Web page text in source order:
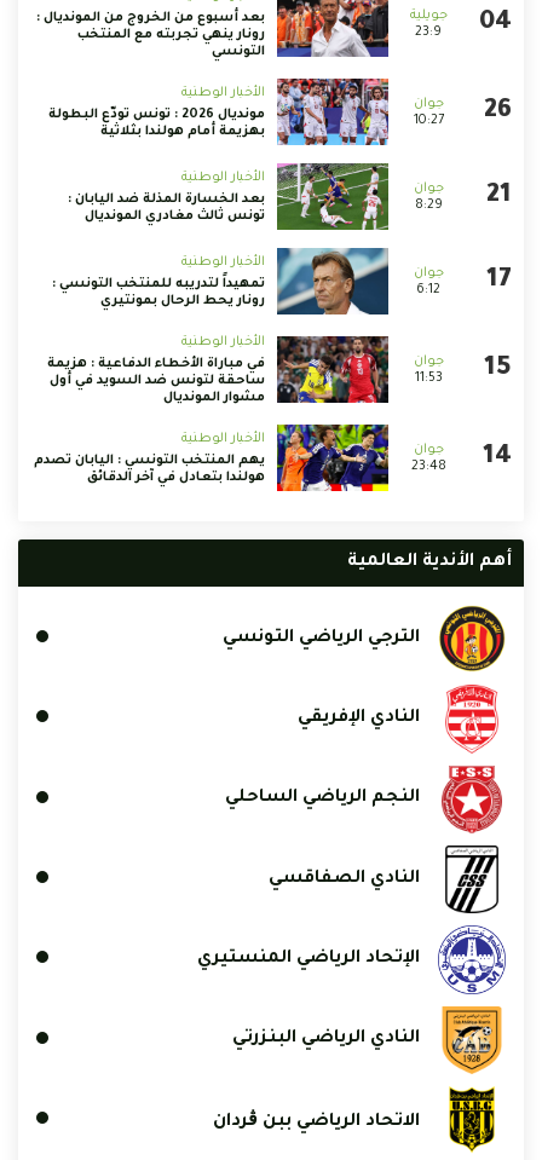
23:9
بعد أسبوع من الخروج من المونديال :
رونار ينهي تجربته مع المنتخب
التونسي
10:27
الأخبار الوطنية
مونديال 2026 : تونس تودّع البطولة
بهزيمة أمام هولندا بثلاثية
8:29
الأخبار الوطنية
بعد الخسارة المذلة ضد اليابان :
تونس ثالث مغادري المونديال
6:12
الأخبار الوطنية
تمهيداً لتدريبه للمنتخب التونسي :
رونار يحط الرحال بمونتيري
11:53
الأخبار الوطنية
في مباراة الأخطاء الدفاعية : هزيمة
ساحقة لتونس ضد السويد في أول
مشوار المونديال
23:48
الأخبار الوطنية
يهم المنتخب التونسي : اليابان تصدم
هولندا بتعادل في آخر الدقائق
أهم الأندية العالمية
الترجي الرياضي التونسي
النادي الإفريقي
النجم الرياضي الساحلي
النادي الصفاقسي
الإتحاد الرياضي المنستيري
النادي الرياضي البنزرتي
الاتحاد الرياضي ببن ڨردان